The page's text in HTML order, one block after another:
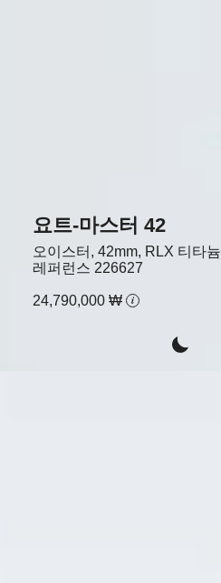
요트-마스터 42
오이스터, 42mm, RLX 티타늄
레퍼런스 226627
24,790,000 ₩